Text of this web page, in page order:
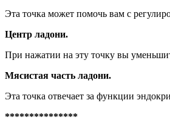
Эта точка может помочь вам с
Центр ладони.
При нажатии на эту точку вы
Мясистая часть ладони.
Эта точка отвечает за функции
***************